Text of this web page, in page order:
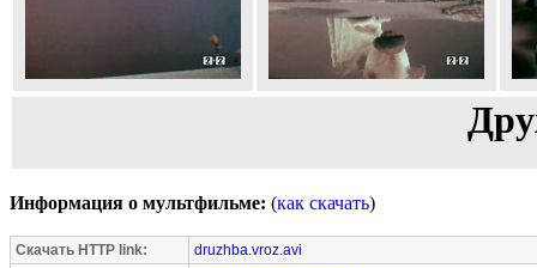
Информация о мультфильме: (как скачать)
Скачать HTTP link:
druzhba.vroz.avi